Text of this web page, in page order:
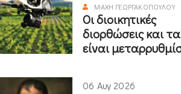
ΜΆΧΗ ΓΕΩΡΓΑΚΟΠΟΎΛΟΥ
Οι διοικητικές
διορθώσεις και
είναι
06 Αυγ 2026